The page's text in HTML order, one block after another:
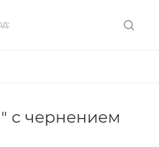
с чернением